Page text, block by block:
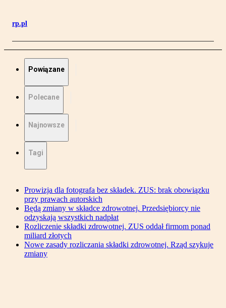
rp.pl
Powiązane
Polecane
Najnowsze
Tagi
Prowizja dla fotografa bez składek. ZUS: brak obowiązku
przy prawach autorskich
Będą zmiany w składce zdrowotnej. Przedsiębiorcy nie
odzyskają wszystkich nadpłat
Rozliczenie składki zdrowotnej. ZUS oddał firmom ponad
miliard złotych
Nowe zasady rozliczania składki zdrowotnej. Rząd szykuje
zmiany